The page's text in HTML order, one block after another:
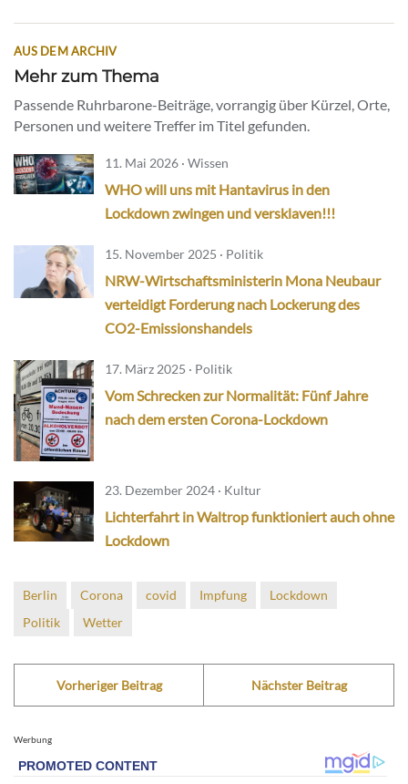
AUS DEM ARCHIV
Mehr zum Thema
Passende Ruhrbarone-Beiträge, vorrangig über Kürzel, Orte,
Personen und weitere Treffer im Titel gefunden.
11. Mai 2026 · Wissen
WHO will uns mit Hantavirus in den
Lockdown zwingen und versklaven!!!
15. November 2025 · Politik
NRW-Wirtschaftsministerin Mona Neubaur
verteidigt Forderung nach Lockerung des
CO2-Emissionshandels
17. März 2025 · Politik
Vom Schrecken zur Normalität: Fünf Jahre
nach dem ersten Corona-Lockdown
23. Dezember 2024 · Kultur
Lichterfahrt in Waltrop funktioniert auch ohne
Lockdown
Berlin Corona covid Impfung
Lockdown
Politik
Wetter
Vorheriger Beitrag Nächster Beitrag
Werbung